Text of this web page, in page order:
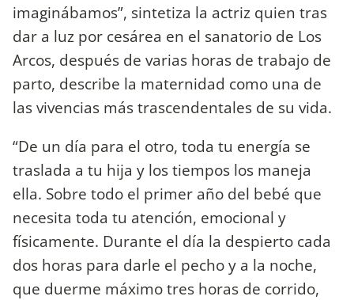
imaginábamos”, sintetiza la actriz quien tras
dar a luz por cesárea en el sanatorio de Los
Arcos, después de varias horas de trabajo de
parto, describe la maternidad como una de
las vivencias más trascendentales de su vida.
“De un día para el otro, toda tu energía se
traslada a tu hija y los tiempos los maneja
ella. Sobre todo el primer año del bebé que
necesita toda tu atención, emocional y
físicamente. Durante el día la despierto cada
dos horas para darle el pecho y a la noche,
que duerme máximo tres horas de corrido,